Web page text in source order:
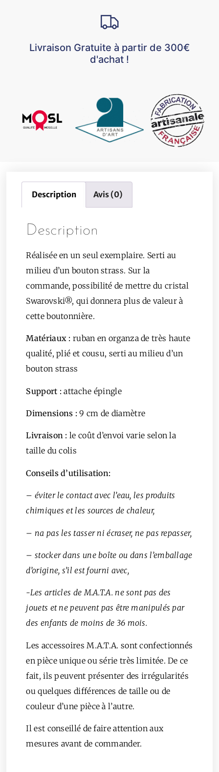
Livraison Gratuite à partir de 300€
d'achat !
Description Avis (0)
Description
Réalisée en un seul exemplaire. Serti au
milieu d’un bouton strass. Sur la
commande, possibilité de mettre du cristal
Swarovski®, qui donnera plus de valeur à
cette boutonnière.
Matériaux : ruban en organza de très haute
qualité, plié et cousu, serti au milieu d’un
bouton strass
Support : attache épingle
Dimensions : 9 cm de diamètre
Livraison : le coût d’envoi varie selon la
taille du colis
Conseils d’utilisation:
– éviter le contact avec l’eau, les produits
chimiques et les sources de chaleur,
– na pas les tasser ni écraser, ne pas repasser,
– stocker dans une boîte ou dans l’emballage
d’origine, s’il est fourni avec,
-Les articles de M.A.T.A. ne sont pas des
jouets et ne peuvent pas être manipulés par
des enfants de moins de 36 mois.
Les accessoires M.A.T.A. sont confectionnés
en pièce unique ou série très limitée. De ce
fait, ils peuvent présenter des irrégularités
ou quelques différences de taille ou de
couleur d’une pièce à l’autre.
Il est conseillé de faire attention aux
mesures avant de commander.